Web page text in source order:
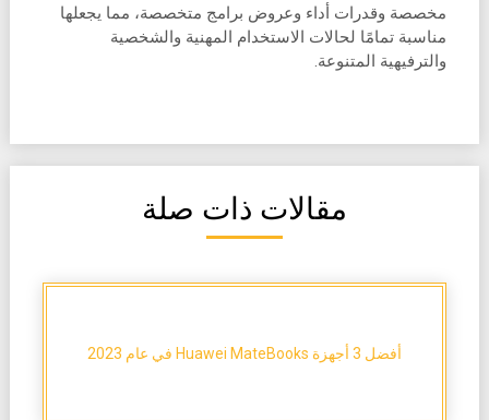
مخصصة وقدرات أداء وعروض برامج متخصصة، مما يجعلها
مناسبة تمامًا لحالات الاستخدام المهنية والشخصية
والترفيهية المتنوعة.
مقالات ذات صلة
أفضل 3 أجهزة Huawei MateBooks في عام 2023